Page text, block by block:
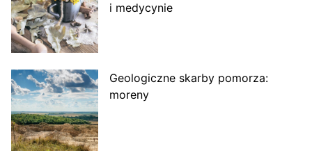
i medycynie
Geologiczne skarby pomorza:
moreny